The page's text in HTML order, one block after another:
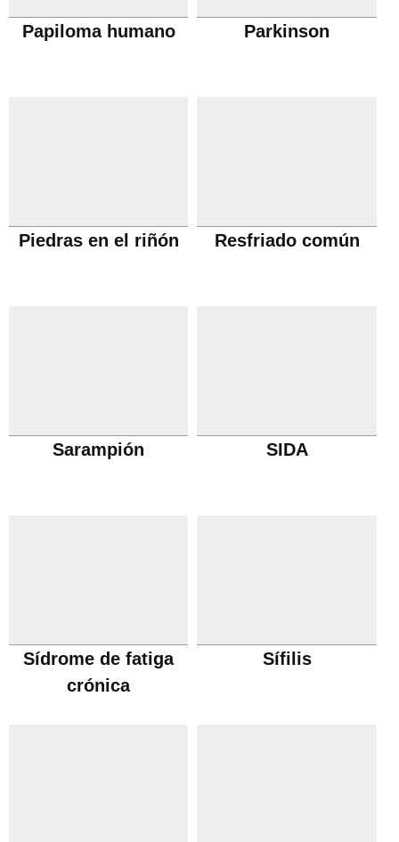
Papiloma humano Parkinson
Piedras en el riñón Resfriado común
Sarampión SIDA
Sídrome de fatiga
crónica
Sífilis